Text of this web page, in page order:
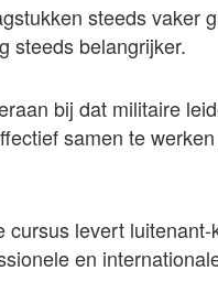
steeds vaker
steeds belangrijker.
bij dat militaire
samen te
levert
en